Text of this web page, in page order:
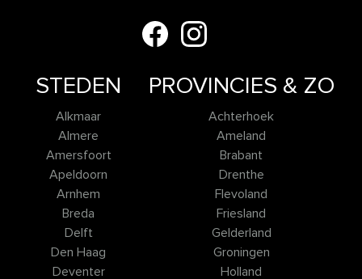
STEDEN
Alkmaar
Almere
Amersfoort
Apeldoorn
Arnhem
Breda
Delft
Den Haag
Deventer
PROVINCIES & ZO
Achterhoek
Ameland
Brabant
Drenthe
Flevoland
Friesland
Gelderland
Groningen
Holland